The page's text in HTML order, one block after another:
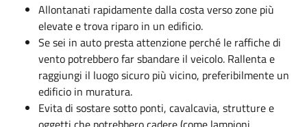
Allontanati rapidamente dalla costa verso zone più
elevate e trova riparo in un edificio.
Se sei in auto presta attenzione perché le raffiche di
vento potrebbero far sbandare il veicolo. Rallenta e
raggiungi il luogo sicuro più vicino, preferibilmente un
edificio in muratura.
Evita di sostare sotto ponti, cavalcavia, strutture e